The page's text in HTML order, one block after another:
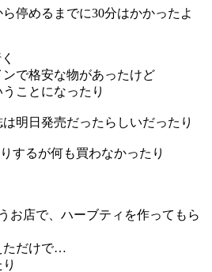
停めるまでに30分はかかったよ
で格安な物があったけど
ことになったり
明日発売だったらしいだったり
するが何も買わなかったり
お店で、ハーブティを作ってもら
ただけで…